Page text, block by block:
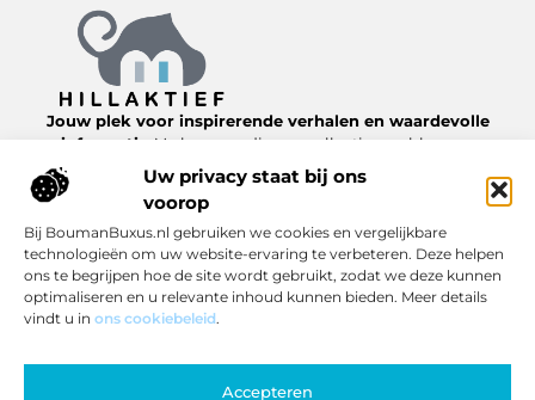
Uw privacy staat bij ons
voorop
Bij BoumanBuxus.nl gebruiken we cookies en vergelijkbare
technologieën om uw website-ervaring te verbeteren. Deze helpen
ons te begrijpen hoe de site wordt gebruikt, zodat we deze kunnen
optimaliseren en u relevante inhoud kunnen bieden. Meer details
vindt u in ons cookiebeleid.
Accepteren
Jouw plek voor inspirerende verhalen en waardevolle
informatie.
Verken een diverse collectie van blogs en
artikelen over het dagelijks leven, van nuttige tips tot
interessante inzichten, allemaal te vinden op
Bericht categorie
Onze informatie